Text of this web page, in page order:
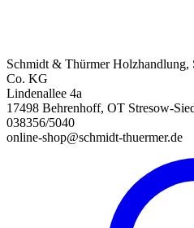
Schmidt & Thürmer
Co. KG
Lindenallee 4a
17498 Behrenhoff, OT Stresow-
038356/5040
online-shop@schmidt-thuermer.de